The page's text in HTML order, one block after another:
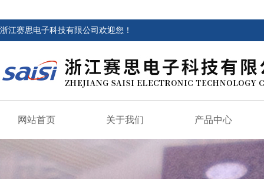
浙江赛思电子科技有限公司欢迎您！
网站首页 关于我们 产品中心